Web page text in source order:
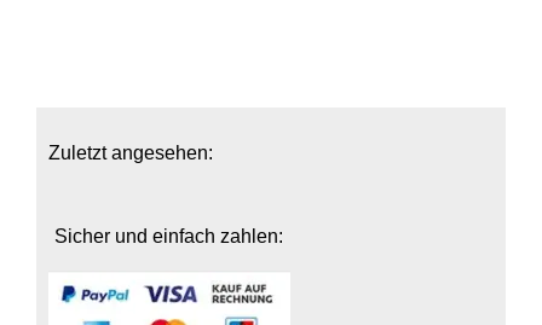
Zuletzt angesehen:
Sicher und einfach zahlen: